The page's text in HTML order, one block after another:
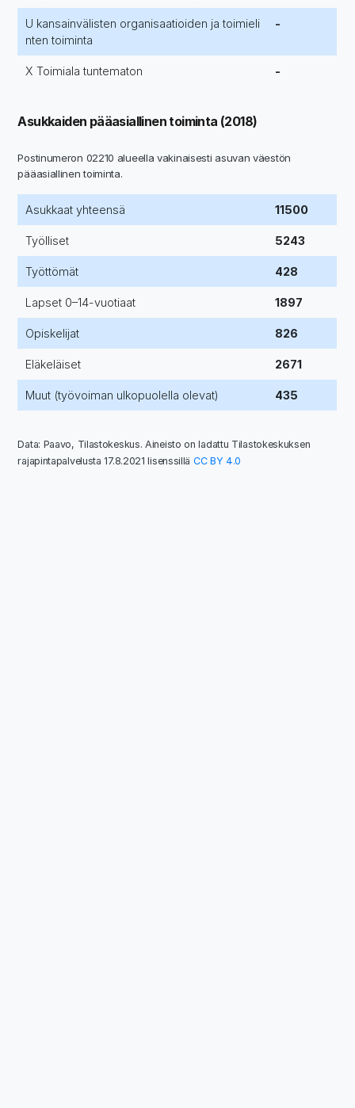
U kansainvälisten organisaatioiden ja toimieli
nten toiminta
-
X Toimiala tuntematon -
Asukkaiden pääasiallinen toiminta (2018)
Postinumeron 02210 alueella vakinaisesti asuvan väestön
pääasiallinen toiminta.
Asukkaat yhteensä 11500
Työlliset 5243
Työttömät 428
Lapset 0–14-vuotiaat 1897
Opiskelijat 826
Eläkeläiset 2671
Muut (työvoiman ulkopuolella olevat) 435
Data: Paavo, Tilastokeskus. Aineisto on ladattu Tilastokeskuksen
rajapintapalvelusta 17.8.2021 lisenssillä CC BY 4.0